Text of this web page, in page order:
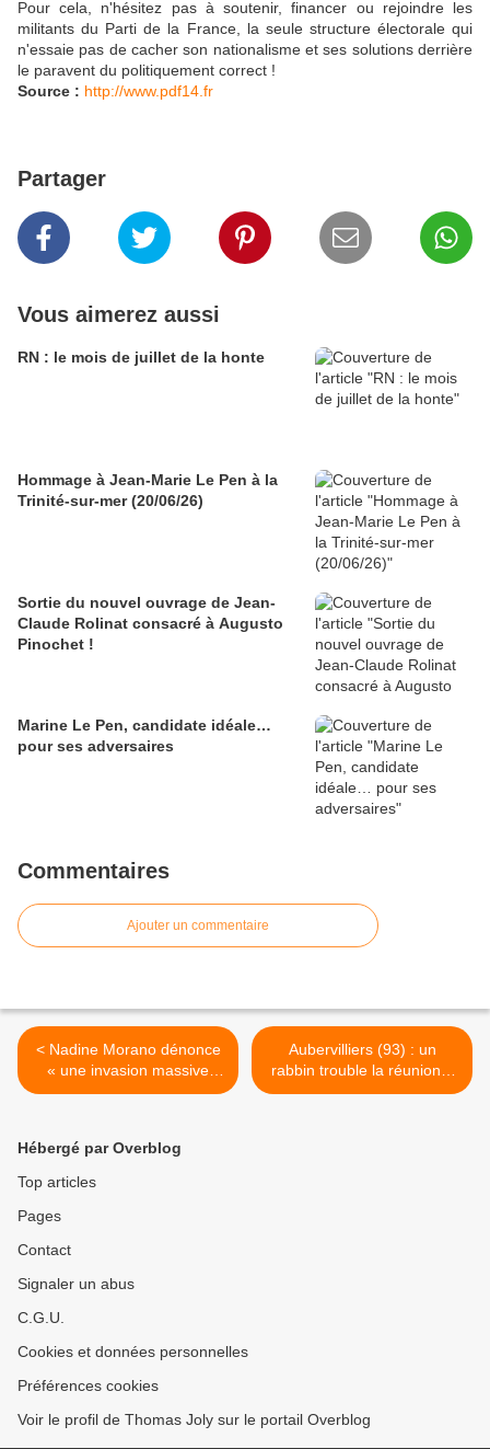
Pour cela, n'hésitez pas à soutenir, financer ou rejoindre les
militants du Parti de la France, la seule structure électorale qui
n'essaie pas de cacher son nationalisme et ses solutions derrière
le paravent du politiquement correct !
Source : http://www.pdf14.fr
Partager
Vous aimerez aussi
RN : le mois de juillet de la honte
Hommage à Jean-Marie Le Pen à la
Trinité-sur-mer (20/06/26)
Sortie du nouvel ouvrage de Jean-
Claude Rolinat consacré à Augusto
Pinochet !
Marine Le Pen, candidate idéale…
pour ses adversaires
Commentaires
Ajouter un commentaire
< Nadine Morano dénonce
« une invasion massive
arabo-musulmane »
Aubervilliers (93) : un
rabbin trouble la réunion «
Padamalgam » >
Hébergé par Overblog
Top articles
Pages
Contact
Signaler un abus
C.G.U.
Cookies et données personnelles
Préférences cookies
Voir le profil de Thomas Joly sur le portail Overblog